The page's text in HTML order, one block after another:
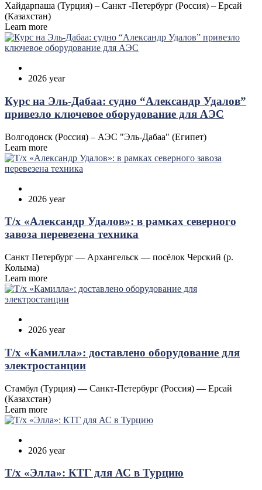
Хайдарпаша (Турция) – Санкт -Петербург (Россия) – Ерсай
(Казахстан)
Learn more
2026 year
Курс на Эль‑Дабаа: судно “Александр Удалов”
привезло ключевое оборудование для АЭС
Волгодонск (Россия) – АЭС "Эль‑Дабаа" (Египет)
Learn more
2026 year
Т/х «Александр Удалов»: в рамках северного
завоза перевезена техника
Санкт Петербург — Архангельск — посёлок Черский (р.
Колыма)
Learn more
2026 year
Т/х «Камилла»: доставлено оборудование для
электростанции
Стамбул (Турция) — Санкт-Петербург (Россия) — Ерсай
(Казахстан)
Learn more
2026 year
Т/х «Элла»: КТГ для АС в Турцию